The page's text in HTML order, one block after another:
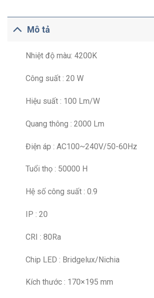
Mô tả
Nhiệt độ màu: 4200K
Công suất : 20 W
Hiệu suất : 100 Lm/W
Quang thông : 2000 Lm
Điện áp : AC100~240V/50-60Hz
Tuổi thọ : 50000 H
Hệ số công suất : 0.9
IP : 20
CRI : 80Ra
Chip LED : Bridgelux/Nichia
Kích thước : 170×195 mm